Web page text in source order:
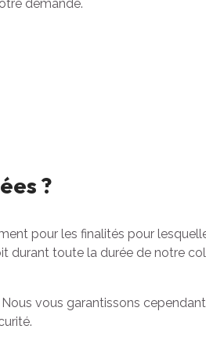
demande.
?
pour les finalités pour
durant toute la durée de notre
vous garantissons